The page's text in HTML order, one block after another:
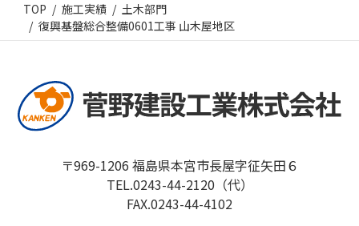
TOP 施工実績
土木部門
復興基盤総合整備0601工事 山木屋地区
〒969-1206 福島県本宮市長屋字征矢田６
TEL.0243-44-2120（代）
FAX.0243-44-4102